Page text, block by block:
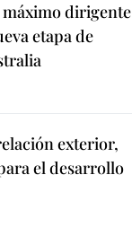
dirigente
etapa de
exterior,
el desarrollo